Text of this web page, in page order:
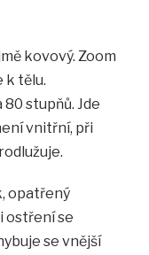
kovový. Zoom
k tělu.
stupňů. Jde
vnitřní, při
opatřený
ostření se
se vnější